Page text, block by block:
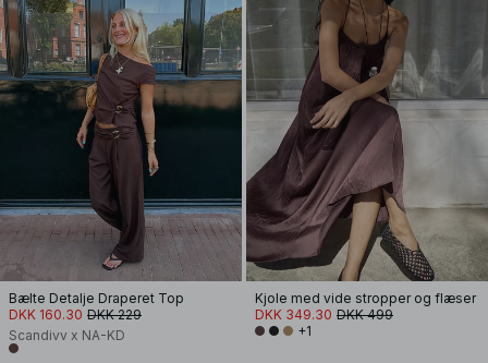
Bælte Detalje Draperet Top
DKK 160.30 DKK 229
Scandivv x NA-KD
Kjole med vide stropper og flæser
DKK 349.30 DKK 499
+1